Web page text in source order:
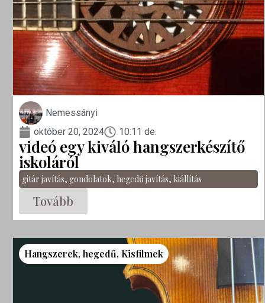
Nemessányi
október 20, 2024
10:11 de.
videó egy kiváló hangszerkészítő
iskoláról
gitár javítás, gondolatok, hegedű javítás, kiállítás
Tovább
Hangszerek,hegedű, Kisfilmek